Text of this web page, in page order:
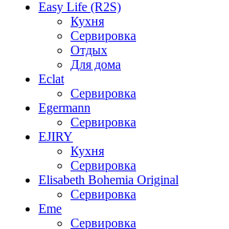
Easy Life (R2S)
Кухня
Сервировка
Отдых
Для дома
Eclat
Сервировка
Egermann
Сервировка
EJIRY
Кухня
Сервировка
Elisabeth Bohemia Original
Сервировка
Eme
Сервировка